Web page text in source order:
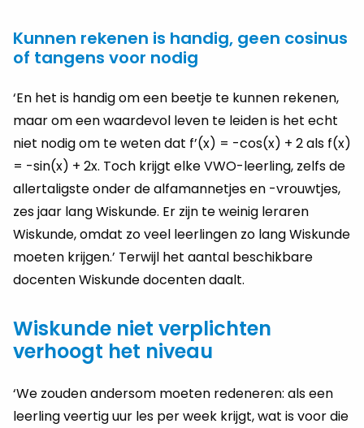
Kunnen rekenen is handig, geen cosinus
of tangens voor nodig
‘En het is handig om een beetje te kunnen rekenen,
maar om een waardevol leven te leiden is het echt
niet nodig om te weten dat f’(x) = -cos(x) + 2 als f(x)
= -sin(x) + 2x. Toch krijgt elke VWO-leerling, zelfs de
allertaligste onder de alfamannetjes en -vrouwtjes,
zes jaar lang Wiskunde. Er zijn te weinig leraren
Wiskunde, omdat zo veel leerlingen zo lang Wiskunde
moeten krijgen.’ Terwijl het aantal beschikbare
docenten Wiskunde docenten daalt.
Wiskunde niet verplichten
verhoogt het niveau
‘We zouden andersom moeten redeneren: als een
leerling veertig uur les per week krijgt, wat is voor die